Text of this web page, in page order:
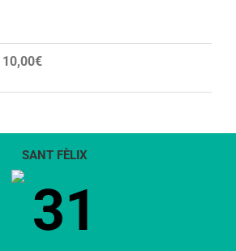
10,00€
SANT FÈLIX
31